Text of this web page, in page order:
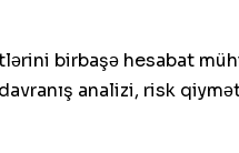
birbaşə hesabat
analizi, risk